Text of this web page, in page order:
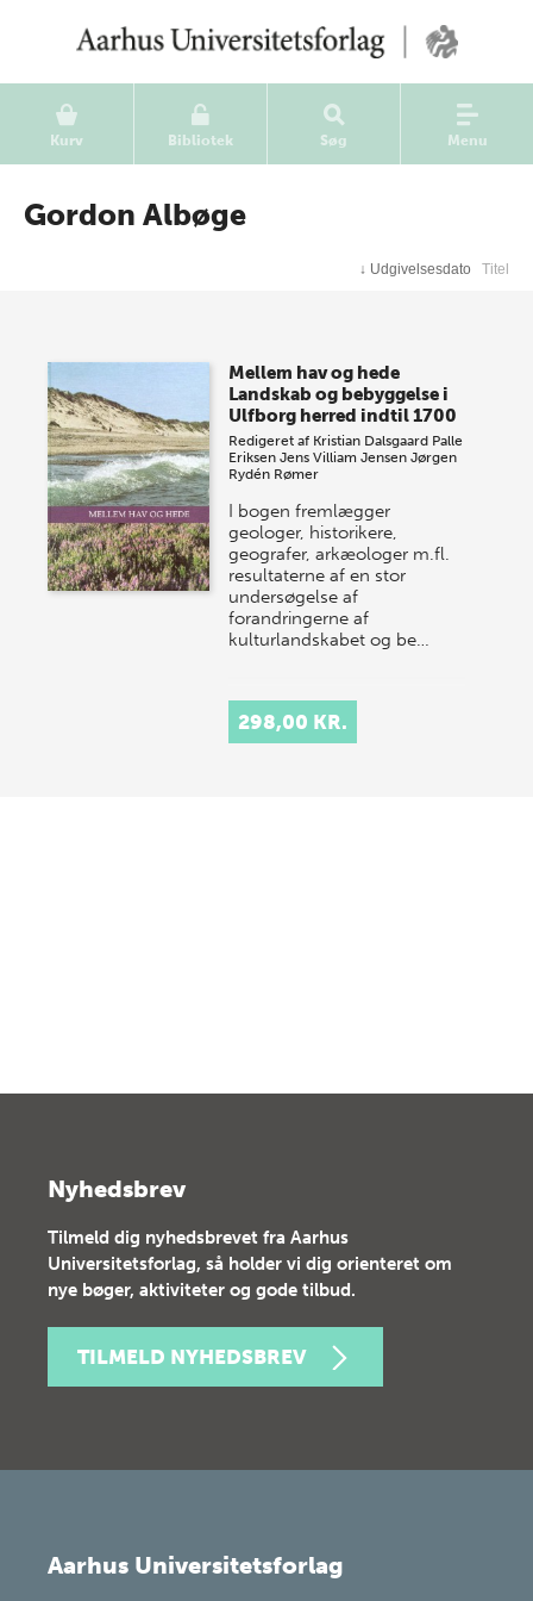
Kurv Bibliotek Søg Menu
Gordon Albøge
↓ Udgivelsesdato Titel
Mellem hav og hede
Landskab og bebyggelse i
Ulfborg herred indtil 1700
Redigeret af Kristian Dalsgaard Palle
Eriksen Jens Villiam Jensen Jørgen
Rydén Rømer
I bogen fremlægger
geologer, historikere,
geografer, arkæologer m.fl.
resultaterne af en stor
undersøgelse af
forandringerne af
kulturlandskabet og be…
298,00 KR.
Nyhedsbrev
Tilmeld dig nyhedsbrevet fra Aarhus
Universitetsforlag, så holder vi dig orienteret om
nye bøger, aktiviteter og gode tilbud.
TILMELD NYHEDSBREV
Aarhus Universitetsforlag